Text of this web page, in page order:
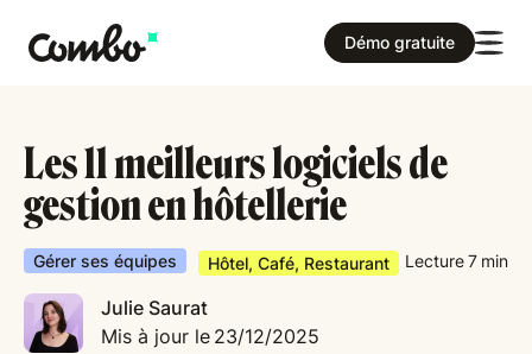
Démo gratuite
Les 11 meilleurs logiciels de
gestion en hôtellerie
Gérer ses équipes Hôtel, Café, Restaurant Lecture7 min
Julie Saurat
Mis à jour le 23/12/2025